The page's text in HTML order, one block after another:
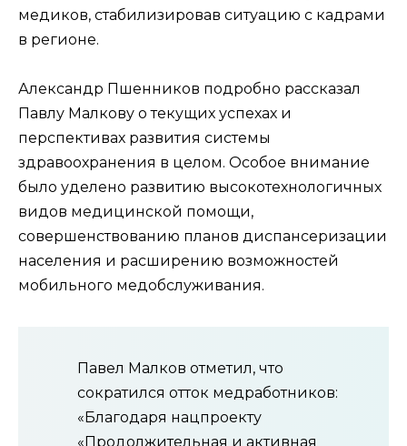
медиков, стабилизировав ситуацию с кадрами
в регионе.
Александр Пшенников подробно рассказал
Павлу Малкову о текущих успехах и
перспективах развития системы
здравоохранения в целом. Особое внимание
было уделено развитию высокотехнологичных
видов медицинской помощи,
совершенствованию планов диспансеризации
населения и расширению возможностей
мобильного медобслуживания.
Павел Малков отметил, что
сократился отток медработников:
«Благодаря нацпроекту
«Продолжительная и активная